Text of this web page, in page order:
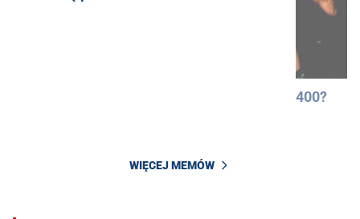
400?
WIĘCEJ MEMÓW